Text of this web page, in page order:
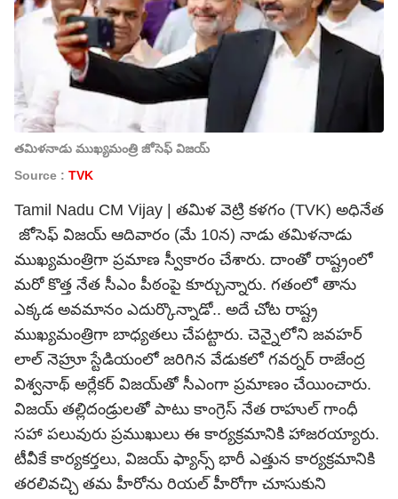
తమిళనాడు ముఖ్యమంత్రి జోసెఫ్ విజయ్
Source : TVK
Tamil Nadu CM Vijay | తమిళ వెట్రి కళగం (TVK) అధినేత
జోసెఫ్ విజయ్ ఆదివారం (మే 10న) నాడు తమిళనాడు
ముఖ్యమంత్రిగా ప్రమాణ స్వీకారం చేశారు. దాంతో రాష్ట్రంలో
మరో కొత్త నేత సీఎం పీఠంపై కూర్చున్నారు. గతంలో తాను
ఎక్కడ అవమానం ఎదుర్కొన్నాడో.. అదే చోట రాష్ట్ర
ముఖ్యమంత్రిగా బాధ్యతలు చేపట్టారు. చెన్నైలోని జవహర్
లాల్ నెహ్రూ స్టేడియంలో జరిగిన వేడుకలో గవర్నర్ రాజేంద్ర
విశ్వనాథ్ అర్లేకర్ విజయ్‌తో సీఎంగా ప్రమాణం చేయించారు.
విజయ్ తల్లిదండ్రులతో పాటు కాంగ్రెస్ నేత రాహుల్ గాంధీ
సహా పలువురు ప్రముఖులు ఈ కార్యక్రమానికి హాజరయ్యారు.
టీవీకే కార్యకర్తలు, విజయ్ ఫ్యాన్స్ భారీ ఎత్తున కార్యక్రమానికి
తరలివచ్చి తమ హీరోను రియల్ హీరోగా చూసుకుని